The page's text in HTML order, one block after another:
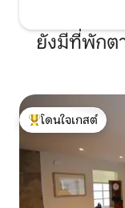
ยังมีที่พักต
โดนใจเกสต์ที่สุด
โดนใจเกสต์